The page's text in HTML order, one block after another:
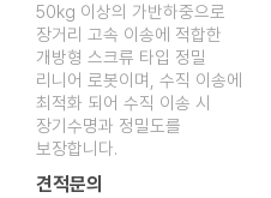
50kg 이상의 가반하중으로
장거리 고속 이송에 적합한
개방형 스크류 타입 정밀
리니어 로봇이며, 수직 이송에
최적화 되어 수직 이송 시
장기수명과 정밀도를
보장합니다.
견적문의